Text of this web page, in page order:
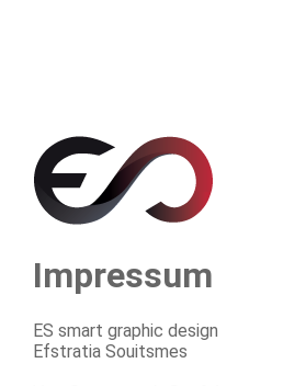
Impressum
ES smart graphic design
Efstratia Souitsmes